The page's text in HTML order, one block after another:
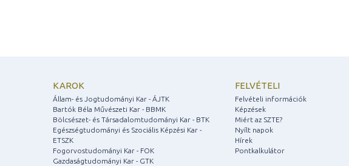
KAROK
Állam- és Jogtudományi Kar - ÁJTK
Bartók Béla Művészeti Kar - BBMK
Bölcsészet- és Társadalomtudományi Kar - BTK
Egészségtudományi és Szociális Képzési Kar -
ETSZK
Fogorvostudományi Kar - FOK
Gazdaságtudományi Kar - GTK
FELVÉTELI
Felvételi információk
Képzések
Miért az SZTE?
Nyílt napok
Hírek
Pontkalkulátor